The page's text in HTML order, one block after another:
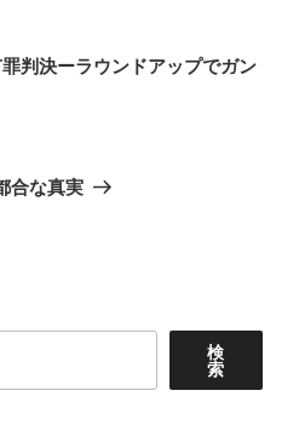
判決ーラウンドアップでガン
合な真実
検
索